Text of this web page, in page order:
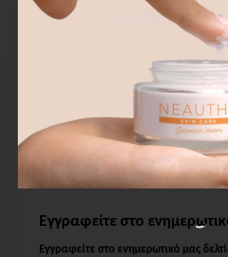
Εγγραφείτε στο
Εγγραφείτε στο ενημερωτικό μας